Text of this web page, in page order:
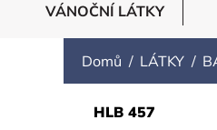
VÁNOČNÍ LÁTKY
Domů LÁTKY
HLB 457